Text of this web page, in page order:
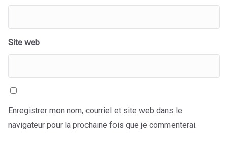
Site web
Enregistrer mon nom, courriel et site web dans le
navigateur pour la prochaine fois que je commenterai.